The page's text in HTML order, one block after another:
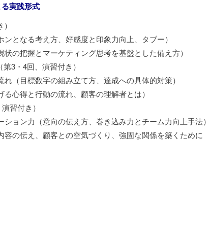
実践形式
なる考え方、好感度と印象力向上、タブー）
把握とマーケティング思考を基盤とした備え方）
3・4回、演習付き）
目標数字の組み立て方、達成への具体的対策）
心得と行動の流れ、顧客の理解者とは）
習付き）
ン力（意向の伝え方、巻き込み力とチーム力向上手法）
の伝え、顧客との空気づくり、強固な関係を築くために